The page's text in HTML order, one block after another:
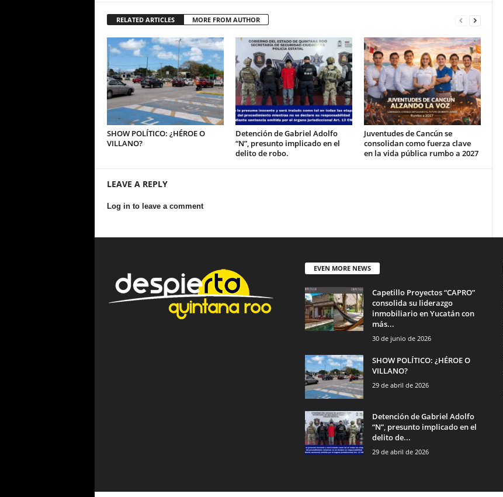
RELATED ARTICLES MORE FROM AUTHOR
SHOW POLÍTICO: ¿HÉROE O
VILLANO?
Detención de Gabriel Adolfo
“N”, presunto implicado en el
delito de robo.
Juventudes de Cancún se
consolidan como fuerza clave
en la vida pública rumbo a 2027
LEAVE A REPLY
Log in to leave a comment
EVEN MORE NEWS
Capetillo Proyectos “CAPRO”
consolida su liderazgo
inmobiliario en Yucatán con
más...
30 de junio de 2026
SHOW POLÍTICO: ¿HÉROE O
VILLANO?
29 de abril de 2026
Detención de Gabriel Adolfo
“N”, presunto implicado en el
delito de...
29 de abril de 2026